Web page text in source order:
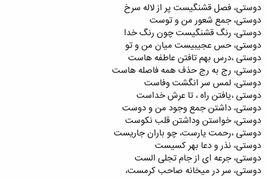
دوستى، فصل قشنگيست پر از لاله سرخ
دوستى، جمع شعور من و توست
دوستى، رنگ قشنگيست چون رنگ خدا
دوستى، حس عجيبيست ميان من و تو
دوستى ،درس بهم تافتن عاطفه هاست
دوستى، رج به رج حذف همه فاصله هاست
دوستى، لمس سر انگشت وفاست
دوستى ،يافتن راه ، تا عرش خداست
دوستى، داشتن جمع وجود من و دوست
دوستى، خواستن وداشتن قلب نكوست
دوستى ،رحمت يارست، چو باران جاريست
دوستى، نذر و دعا بهر كسيست
دوستى، جرعه اى از جام تجلى الست
دوستى، سر در ميخانه صاحب كرمست،